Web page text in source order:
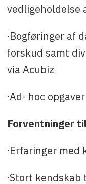
vedligeholdelse
∙Bogføringer af
forskud samt
via Acubiz
∙Ad- hoc opgaver
Forventninger
∙Erfaringer
∙Stort kendskab